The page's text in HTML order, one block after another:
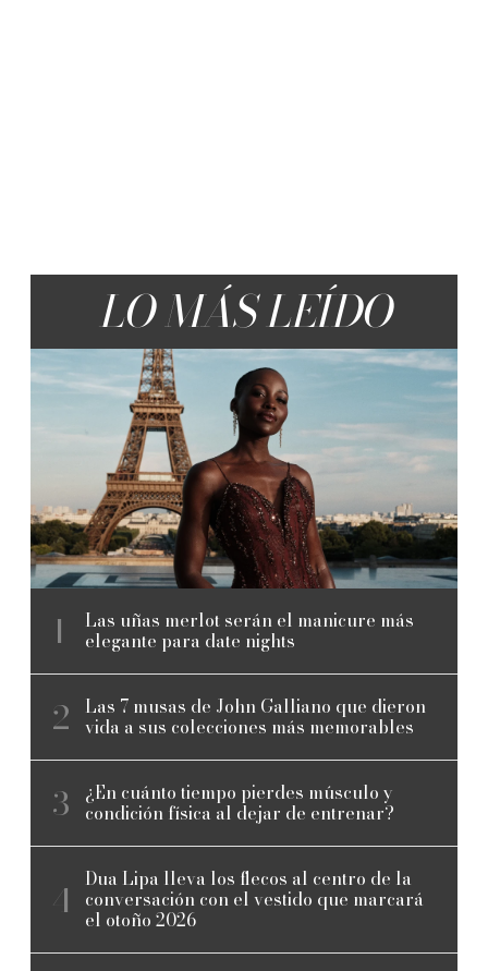
LO MÁS LEÍDO
Las uñas merlot serán el manicure más
elegante para date nights
Las 7 musas de John Galliano que dieron
vida a sus colecciones más memorables
¿En cuánto tiempo pierdes músculo y
condición física al dejar de entrenar?
Dua Lipa lleva los flecos al centro de la
conversación con el vestido que marcará
el otoño 2026